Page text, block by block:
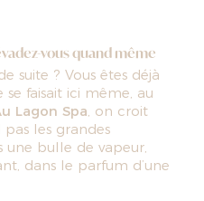
vous quand même
suite ? Vous êtes déjà
se faisait ici même, au
Lagon Spa, on croit
les grandes
une bulle de vapeur,
dans le parfum d’une